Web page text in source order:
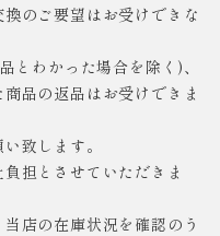
のご要望はお受けできな
とわかった場合を除く)、
品の返品はお受けできま
致します。
担とさせていただきま
店の在庫状況を確認のう